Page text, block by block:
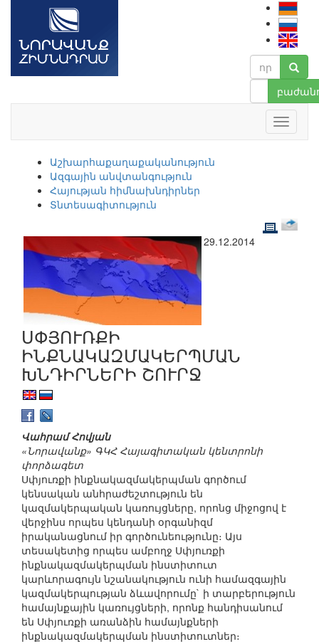
Աշխարհաքաղաքականություն
Ազգային անվտանգություն
Հայության հիմնախնդիրներ
Տնտեսագիտություն
29.12.2014
ՍՓՅՈՒՌՔԻ
ԻՆՔՆԱԿԱԶՄԱԿԵՐՊՄԱՆ
ԽՆԴԻՐՆԵՐԻ ՇՈՒՐՋ
Վահրամ Հովյան
«Նորավանք» ԳԿՀ Հայագիտական կենտրոնի
փորձագետ
Սփյուռքի ինքնակազմակերպման գործում
կենսական անհրաժեշտություն են
կազմակերպական կառույցները, որոնց միջոցով է
վերջինս որպես կենդանի օրգանիզմ
իրականացնում իր գործունեությունը։ Այս
տեսակետից որպես ամբողջ Սփյուռքի
ինքնակազմակերպման ինստիտուտ
կարևորագույն նշանակություն ունի համազգային
կազմակերպության ձևավորումը` ի տարբերություն
համայնքային կառույցների, որոնք հանդիսանում
են Սփյուռքի առանձին համայնքների
ինքնակազմակերպման ինստիտուտներ։